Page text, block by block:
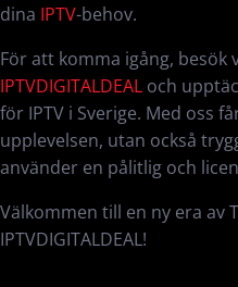
dina IPTV-behov.
För att komma igång, besök
IPTVDIGITALDEAL och
för IPTV i Sverige. Med oss
upplevelsen, utan också
använder en pålitlig och
Välkommen till en ny era av
IPTVDIGITALDEAL!